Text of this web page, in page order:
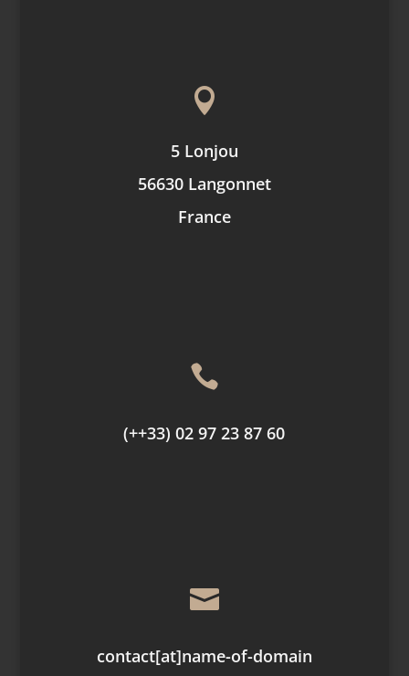

5 Lonjou
56630 Langonnet
France

(++33) 02 97 23 87 60

contact[at]name-of-domain